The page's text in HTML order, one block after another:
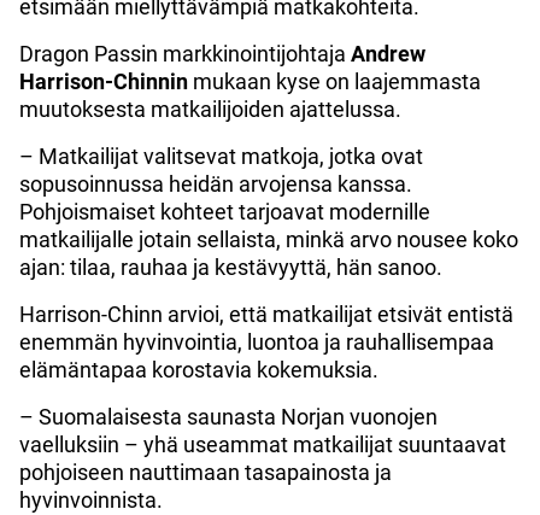
etsimään miellyttävämpiä matkakohteita.
Dragon Passin markkinointijohtaja Andrew
Harrison-Chinnin mukaan kyse on laajemmasta
muutoksesta matkailijoiden ajattelussa.
– Matkailijat valitsevat matkoja, jotka ovat
sopusoinnussa heidän arvojensa kanssa.
Pohjoismaiset kohteet tarjoavat modernille
matkailijalle jotain sellaista, minkä arvo nousee koko
ajan: tilaa, rauhaa ja kestävyyttä, hän sanoo.
Harrison-Chinn arvioi, että matkailijat etsivät entistä
enemmän hyvinvointia, luontoa ja rauhallisempaa
elämäntapaa korostavia kokemuksia.
– Suomalaisesta saunasta Norjan vuonojen
vaelluksiin – yhä useammat matkailijat suuntaavat
pohjoiseen nauttimaan tasapainosta ja
hyvinvoinnista.